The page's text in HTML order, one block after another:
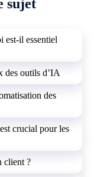
sujet
est-il essentiel
des outils d’IA
des
crucial pour les
client ?